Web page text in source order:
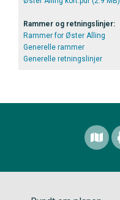
Rammer og retningslinjer:
Rammer for Øster Alling
Generelle rammer
Generelle retningslinjer